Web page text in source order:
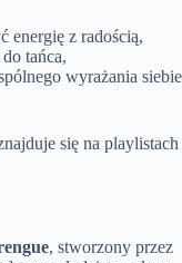
energię z radością,
tańca,
wyrażania siebie
się na playlistach
, stworzony przez